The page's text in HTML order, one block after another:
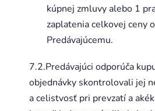
kúpnej zmluvy alebo 1
zaplatenia celkovej ceny
Predávajúcemu.
7.2.Predávajúci odporúča
objednávky skontrolovali jej
a celistvosť pri prevzatí a